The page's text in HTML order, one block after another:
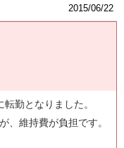
2015/06/22
勤となりました。
、維持費が負担です。